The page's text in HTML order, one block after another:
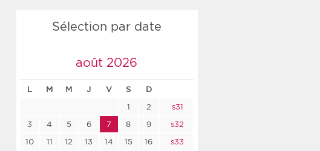
Sanitaire
Chronologique
Inversé
Sélection par date
août 2026
L M M J V S D
1 2
s31
3
4 5 6 7 8 9
s32
10
11 12 13 14 15 16
s33